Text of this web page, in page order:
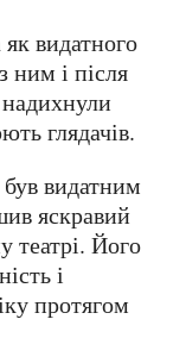
ним і після
надихнули
глядачів.
яскравий
театрі. Його
і
протягом